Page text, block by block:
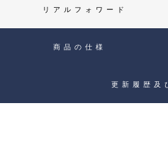
リアルフォワード
商品の仕様
更新履歴及